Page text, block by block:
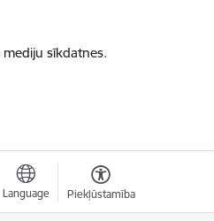
sīkdatnes.
Language Piekļūstamība